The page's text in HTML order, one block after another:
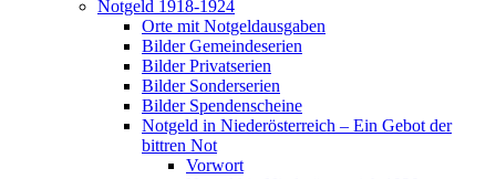
Notgeld 1918-1924
Orte mit Notgeldausgaben
Bilder Gemeindeserien
Bilder Privatserien
Bilder Sonderserien
Bilder Spendenscheine
Notgeld in Niederösterreich – Ein Gebot der
bittren Not
Vorwort